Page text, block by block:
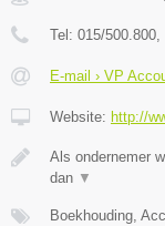
Tel: 015/500.800,
E-mail › VP
Website: http://
Als ondernemer
dan ▼
Boekhouding,